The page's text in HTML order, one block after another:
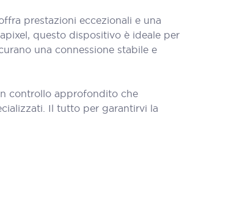
prestazioni eccezionali e una
questo dispositivo è ideale per
una connessione stabile e
controllo approfondito che
Il tutto per garantirvi la